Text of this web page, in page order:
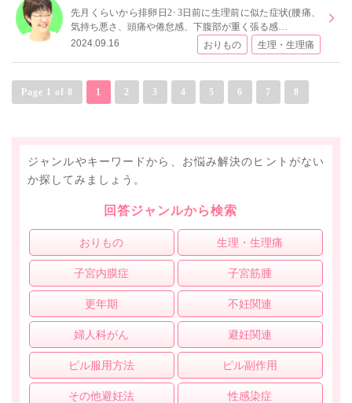
先月くらいから排卵日2･3日前に生理前に似た症状(腰痛、
気持ち悪さ、頭痛や倦怠感、下腹部が重く張る感…
2024.09.16
おりもの 生理・生理痛
Page 1 of 8 1 2 3 4 5 6 7 8
ジャンルやキーワードから、お悩み解決のヒントがない
か探してみましょう。
回答ジャンルから検索
おりもの 生理・生理痛
子宮内膜症 子宮筋腫
更年期 不妊関連
婦人科がん 避妊関連
ピル服用方法 ピル副作用
その他避妊法 性感染症